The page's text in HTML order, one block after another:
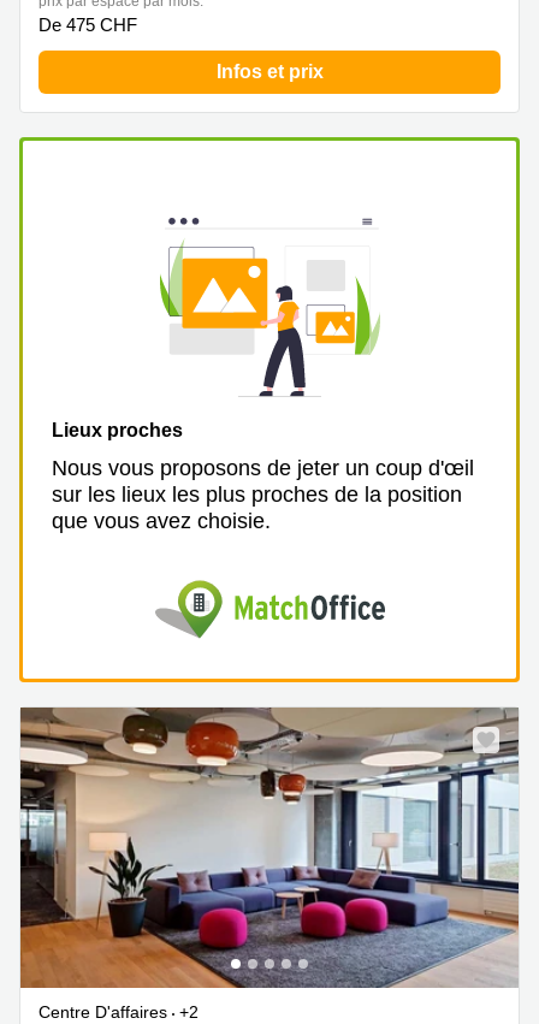
267
Meyrin
de la
Martigny
10 Zürich
De 475 CHF
Infos et prix
Lieux proches
Nous vous proposons de jeter un coup d'œil
sur les lieux les plus proches de la position
que vous avez choisie.
Centre D'affaires
+2